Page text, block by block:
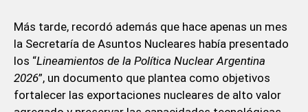
Más tarde, recordó además que hace apenas un mes
la Secretaría de Asuntos Nucleares había presentado
los “Lineamientos de la Política Nuclear Argentina
2026”, un documento que plantea como objetivos
fortalecer las exportaciones nucleares de alto valor